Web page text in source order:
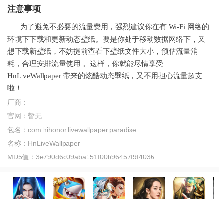
注意事项
为了避免不必要的流量费用，强烈建议你在有 Wi-Fi 网络的
环境下下载和更新动态壁纸。要是你处于移动数据网络下，又
想下载新壁纸，不妨提前查看下壁纸文件大小，预估流量消
耗，合理安排流量使用 。这样，你就能尽情享受
HnLiveWallpaper 带来的炫酷动态壁纸，又不用担心流量超支
啦！
厂商：
官网： 暂无
包名： com.hihonor.livewallpaper.paradise
名称： HnLiveWallpaper
MD5值： 3e790d6c09aba151f00b96457f9f4036